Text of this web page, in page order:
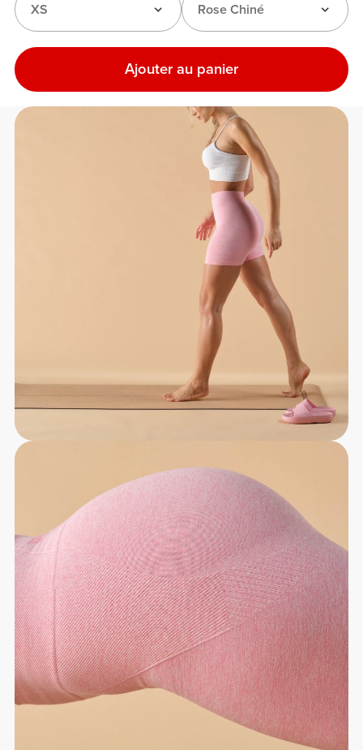
Rose Chiné
XS
Ajouter au panier